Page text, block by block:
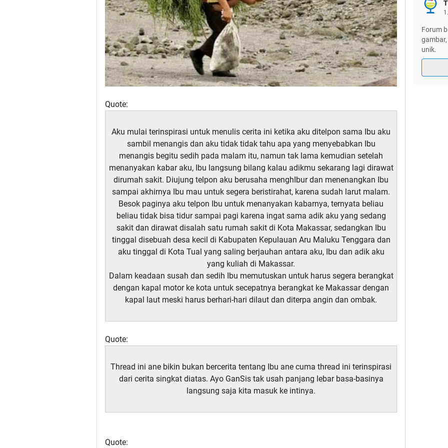
Quote:
Aku mulai terinspirasi untuk menulis cerita ini ketika aku ditelpon sama Ibu aku
sambil menangis dan aku tidak tidak tahu apa yang menyebabkan Ibu
menangis begitu sedih pada malam itu, namun tak lama kemudian setelah
menanyakan kabar aku, Ibu langsung bilang kalau adikmu sekarang lagi dirawat
dirumah sakit. Diujung telpon aku berusaha menghIbur dan menenangkan Ibu
sampai akhirnya Ibu mau untuk segera beristirahat, karena sudah larut malam.
Besok paginya aku telpon Ibu untuk menanyakan kabarnya, ternyata beliau
beliau tidak bisa tidur sampai pagi karena ingat sama adik aku yang sedang
sakit dan dirawat disalah satu rumah sakit di Kota Makassar, sedangkan Ibu
tinggal disebuah desa kecil di Kabupaten Kepulauan Aru Maluku Tenggara dan
aku tinggal di Kota Tual yang saling berjauhan antara aku, Ibu dan adik aku
yang kuliah di Makassar.
Dalam keadaan susah dan sedih Ibu memutuskan untuk harus segera berangkat
dengan kapal motor ke kota untuk secepatnya berangkat ke Makassar dengan
kapal laut meski harus berhari-hari dilaut dan diterpa angin dan ombak.
Quote:
Thread ini ane bikin bukan bercerita tentang Ibu ane cuma thread ini terinspirasi
dari cerita singkat diatas. Ayo GanSis tak usah panjang lebar basa-basinya
langsung saja kita masuk ke intinya.
Quote:
Forum
unik.